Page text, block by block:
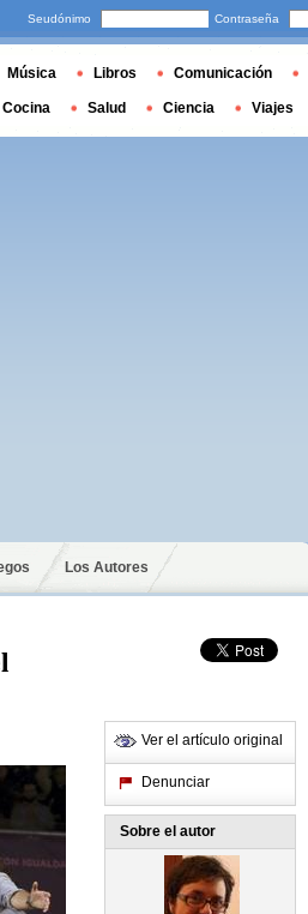
Los Autores
Ver el artículo original
Denunciar
Sobre el autor
Seudónimo Contraseña
Música Libros Comunicación
Cocina Salud Ciencia Viajes